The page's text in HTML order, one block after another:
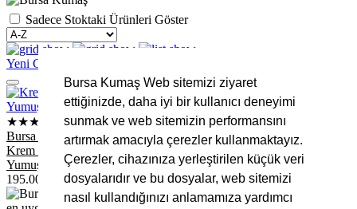
Bursa Kumaş Web sitemizi ziyaret
ettiğinizde, daha iyi bir kullanıcı deneyimi
sunmak ve web sitemizin performansını
artırmak amacıyla çerezler kullanmaktayız.
Çerezler, cihazınıza yerleştirilen küçük veri
dosyalarıdır ve bu dosyalar, web sitemizi
nasıl kullandığınızı anlamamıza yardımcı
Sadece Stoktaki Ürünleri Göster
Yeni Gelenler
★★★★★
Bursa Kumaş
Krem Welsoft Kumaş Mükemmel Kalite – 180 cm En - 270 Gr
Yumuşak ve Sıcak Dokulu
195.00